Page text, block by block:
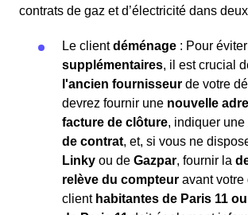
contrats de gaz et d’électricité dans
Le clientdéménage : Pour
supplémentaires, il est crucial
l'ancien fournisseur de votre
devrez fournir une nouvelle
facture de clôture, indiquer une
de contrat, et, si vous ne
Linky ou de Gazpar, fournir la
relève du compteur avant votre
client habitantes de Paris 11